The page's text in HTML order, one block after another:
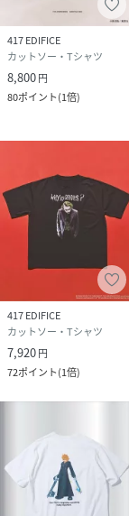
GANTZロゴを
COL.010 011
『
にプリント。
更に奥浩哉氏の
COL.016
鮮やかなグラフ
90年代初頭に見
ジしたインパク
COL.017
本作の主人公で
玄野の鬼気迫る
ン。
Zガンから迸るエ
背中の首元には
感をプラス。
・・・・・・・
『GANTZ』
417 EDIFICE
カットソー・Tシャツ
8,800円
80ポイント(1倍)
417 EDIFICE
カットソー・Tシャツ
7,920円
72ポイント(1倍)